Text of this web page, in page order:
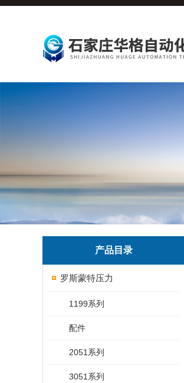
产品目录
罗斯蒙特压力
1199系列
配件
2051系列
3051系列